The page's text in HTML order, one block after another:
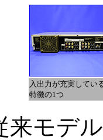
入出力が充実してい
特徴の1つ
モデ